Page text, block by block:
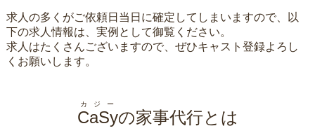
求人の多くがご依頼日当日に確定してしまいますので、以
下の求人情報は、実例として御覧ください。
求人はたくさんございますので、ぜひキャスト登録よろし
くお願いします。
CaSy
カジー
の家事代行とは